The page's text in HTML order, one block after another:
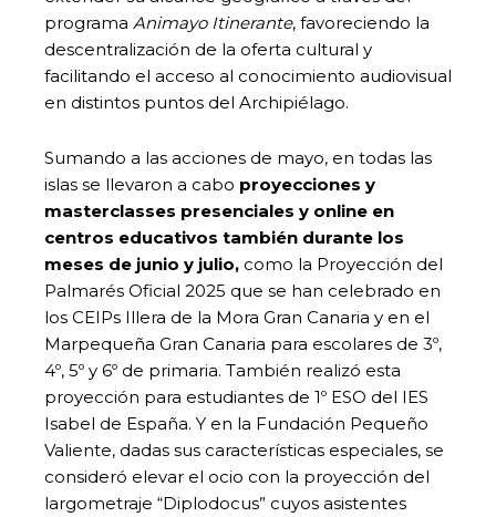
programa Animayo Itinerante, favoreciendo la
descentralización de la oferta cultural y
facilitando el acceso al conocimiento audiovisual
en distintos puntos del Archipiélago.
Sumando a las acciones de mayo, en todas las
islas se llevaron a cabo proyecciones y
masterclasses presenciales y online en
centros educativos también durante los
meses de junio y julio, como la Proyección del
Palmarés Oficial 2025 que se han celebrado en
los CEIPs Illera de la Mora Gran Canaria y en el
Marpequeña Gran Canaria para escolares de 3º,
4º, 5º y 6º de primaria. También realizó esta
proyección para estudiantes de 1º ESO del IES
Isabel de España. Y en la Fundación Pequeño
Valiente, dadas sus características especiales, se
consideró elevar el ocio con la proyección del
largometraje “Diplodocus” cuyos asistentes